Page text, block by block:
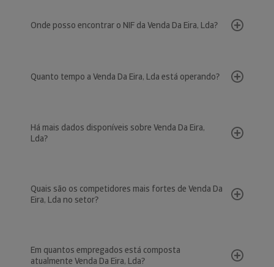
Onde posso encontrar o NIF da Venda Da Eira, Lda?
Quanto tempo a Venda Da Eira, Lda está operando?
Há mais dados disponíveis sobre Venda Da Eira,
Lda?
Quais são os competidores mais fortes de Venda Da
Eira, Lda no setor?
Em quantos empregados está composta
atualmente Venda Da Eira, Lda?